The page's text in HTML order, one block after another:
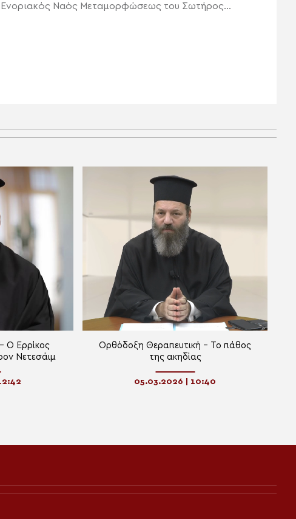
Ενοριακός Ναός Μεταμορφώσεως του Σωτήρος
– Ο Ερρίκος
Νετεσάιμ
Ορθόδοξη Θεραπευτική – Το πάθος
της ακηδίας
05.03.2026 | 10:40